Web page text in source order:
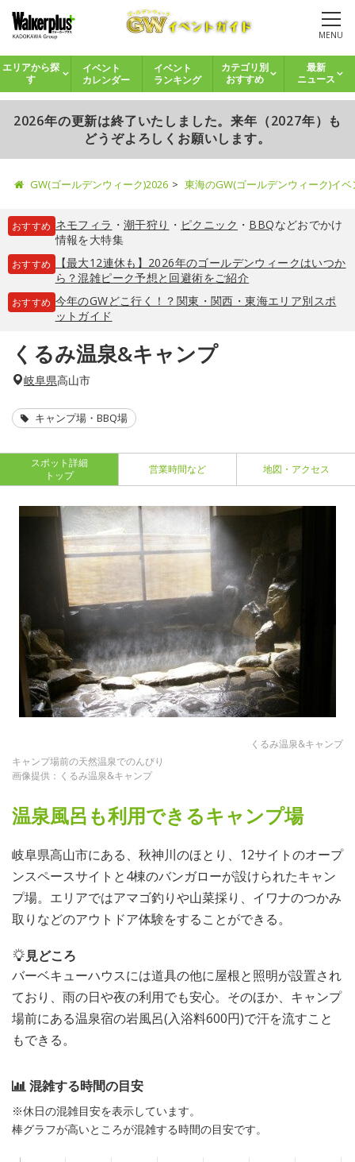
MENU
エリアから探
す
イベント
カレンダー
イベント
ランキング
カテゴリ別
おすすめ
最新
ニュース
2026年の更新は終了いたしました。来年（2027年）も
どうぞよろしくお願いします。
GW(ゴールデンウィーク)2026 東海のGW(ゴールデンウィーク)イ
おすすめ ネモフィラ ・ 潮干狩り ・ ピクニック ・ BBQなどおでかけ
情報を大特集
おすすめ
【最大12連休も】2026年のゴールデンウィークはいつか
ら？混雑ピーク予想と回避術をご紹介
おすすめ 今年のGWどこ行く！？関東・関西・東海エリア別スポ
ットガイド
くるみ温泉&キャンプ
岐阜県高山市
キャンプ場・BBQ場
スポット詳細
トップ
営業時間など 地図・アクセス
くるみ温泉&キャンプ
キャンプ場前の天然温泉でのんびり
画像提供：くるみ温泉&キャンプ
温泉風呂も利用できるキャンプ場
岐阜県高山市にある、秋神川のほとり、12サイトのオープ
ンスペースサイトと4棟のバンガローが設けられたキャン
プ場。エリアではアマゴ釣りや山菜採り、イワナのつかみ
取りなどのアウトドア体験をすることができる。
見どころ
バーベキューハウスには道具の他に屋根と照明が設置され
ており、雨の日や夜の利用でも安心。そのほか、キャンプ
場前にある温泉宿の岩風呂(入浴料600円)で汗を流すこと
もできる。
混雑する時間の目安
※休日の混雑目安を表示しています。
棒グラフが高いところが混雑する時間の目安です。